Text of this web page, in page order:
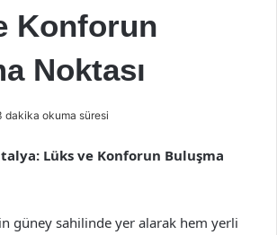
Konforun
Noktası
dakika okuma süresi
Lüks ve Konforun Buluşma
güney sahilinde yer alarak hem yerli